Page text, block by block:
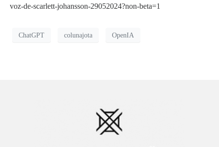
voz-de-scarlett-johansson-29052024?non-beta=1
ChatGPT colunajota OpenIA